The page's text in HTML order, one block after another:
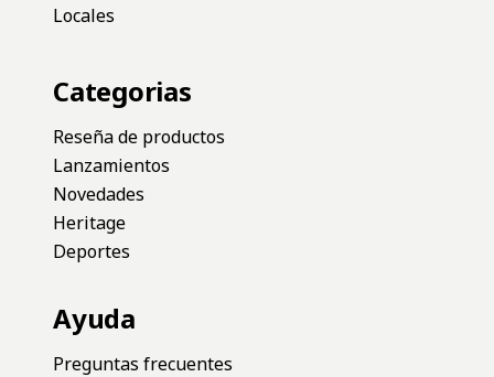
Locales
Categorias
Reseña de productos
Lanzamientos
Novedades
Heritage
Deportes
Ayuda
Preguntas frecuentes